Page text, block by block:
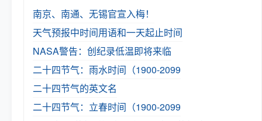
南京、南通、无锡官宣入梅！
天气预报中时间用语和一天起止时间
NASA警告：创纪录低温即将来临
二十四节气：雨水时间（1900-2099
二十四节气的英文名
二十四节气：立春时间（1900-2099